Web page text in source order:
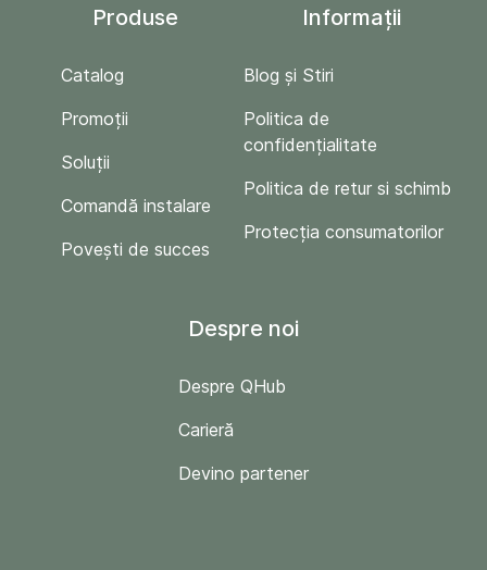
Produse
Catalog
Promoții
Soluții
Comandă instalare
Povești de succes
Informații
Blog și Stiri
Politica de
confidențialitate
Politica de retur si schimb
Protecția consumatorilor
Despre noi
Despre QHub
Carieră
Devino partener